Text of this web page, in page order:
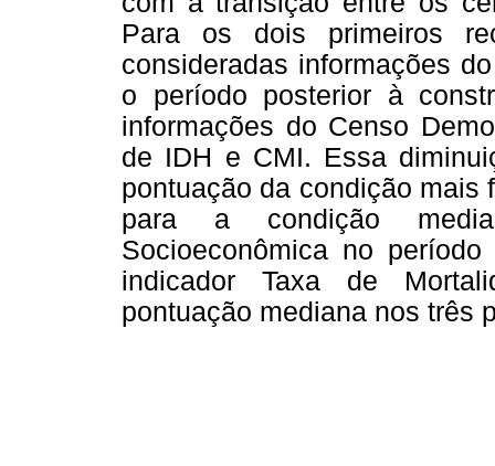
Para os dois primeiros
consideradas informações
o período posterior à
informações do Censo
de IDH e CMI. Essa
pontuação da condição mais
para a condição
Socioeconômica no
indicador Taxa de
pontuação mediana nos três